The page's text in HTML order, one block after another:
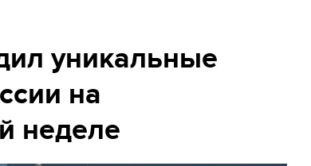
уникальные
на
неделе